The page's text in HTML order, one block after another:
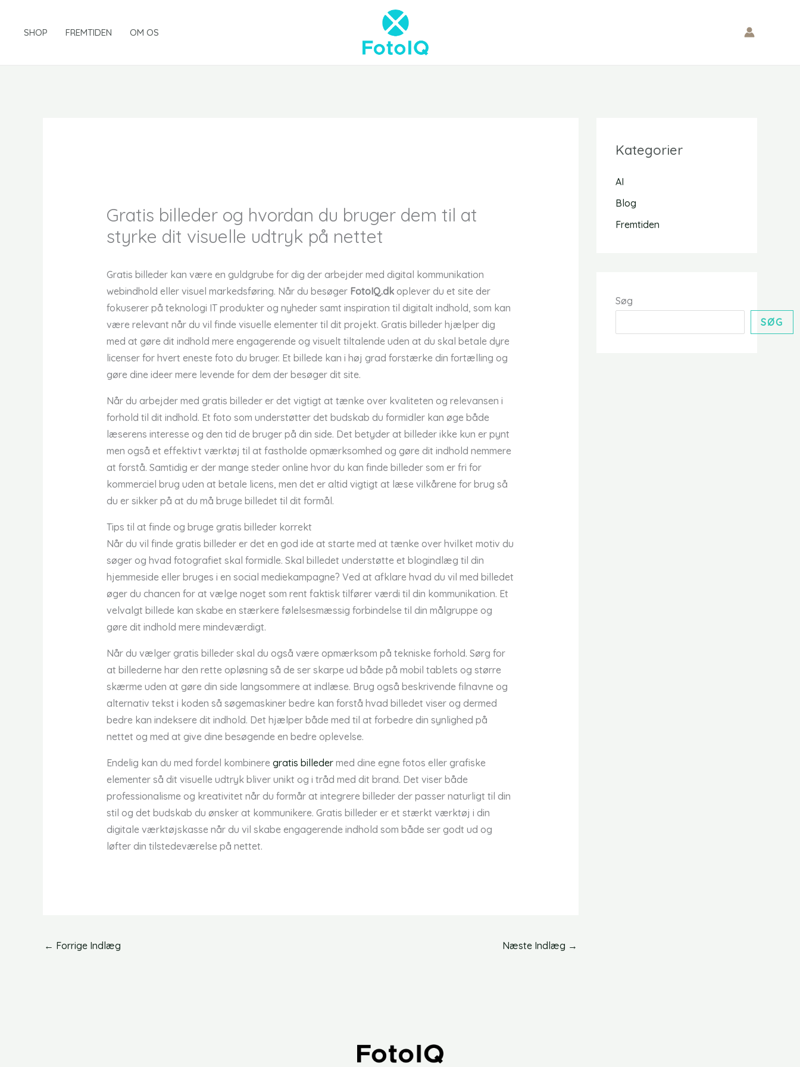
SHOP FREMTIDEN OM OS
Gratis billeder og hvordan du bruger dem til at
styrke dit visuelle udtryk på nettet
Gratis billeder kan være en guldgrube for dig der arbejder med digital kommunikation
webindhold eller visuel markedsføring. Når du besøger FotoIQ.dkoplever du et site der
fokuserer på teknologi IT produkter og nyheder samt inspiration til digitalt indhold, som kan
være relevant når du vil finde visuelle elementer til dit projekt. Gratis billeder hjælper dig
med at gøre dit indhold mere engagerende og visuelt tiltalende uden at du skal betale dyre
licenser for hvert eneste foto du bruger. Et billede kan i høj grad forstærke din fortælling og
gøre dine ideer mere levende for dem der besøger dit site.
Når du arbejder med gratis billeder er det vigtigt at tænke over kvaliteten og relevansen i
forhold til dit indhold. Et foto som understøtter det budskab du formidler kan øge både
læserens interesse og den tid de bruger på din side. Det betyder at billeder ikke kun er pynt
men også et effektivt værktøj til at fastholde opmærksomhed og gøre dit indhold nemmere
at forstå. Samtidig er der mange steder online hvor du kan finde billeder som er fri for
kommerciel brug uden at betale licens, men det er altid vigtigt at læse vilkårene for brug så
du er sikker på at du må bruge billedet til dit formål.
Tips til at finde og bruge gratis billeder korrekt
Når du vil finde gratis billeder er det en god ide at starte med at tænke over hvilket motiv du
søger og hvad fotografiet skal formidle. Skal billedet understøtte et blogindlæg til din
hjemmeside eller bruges i en social mediekampagne? Ved at afklare hvad du vil med billedet
øger du chancen for at vælge noget som rent faktisk tilfører værdi til din kommunikation. Et
velvalgt billede kan skabe en stærkere følelsesmæssig forbindelse til din målgruppe og
gøre dit indhold mere mindeværdigt.
Når du vælger gratis billeder skal du også være opmærksom på tekniske forhold. Sørg for
at billederne har den rette opløsning så de ser skarpe ud både på mobil tablets og større
skærme uden at gøre din side langsommere at indlæse. Brug også beskrivende filnavne og
alternativ tekst i koden så søgemaskiner bedre kan forstå hvad billedet viser og dermed
bedre kan indeksere dit indhold. Det hjælper både med til at forbedre din synlighed på
nettet og med at give dine besøgende en bedre oplevelse.
Endelig kan du med fordel kombinere gratis billedermed dine egne fotos eller grafiske
elementer så dit visuelle udtryk bliver unikt og i tråd med dit brand. Det viser både
professionalisme og kreativitet når du formår at integrere billeder der passer naturligt til din
stil og det budskab du ønsker at kommunikere. Gratis billeder er et stærkt værktøj i din
digitale værktøjskasse når du vil skabe engagerende indhold som både ser godt ud og
løfter din tilstedeværelse på nettet.
← Forrige Indlæg Næste Indlæg →
Kategorier
AI
Blog
Fremtiden
Søg
SØG